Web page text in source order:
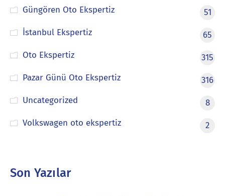
Güngören Oto Ekspertiz
51
İstanbul Ekspertiz
65
Oto Ekspertiz
315
Pazar Günü Oto Ekspertiz
316
Uncategorized
8
Volkswagen oto ekspertiz
2
Son Yazılar